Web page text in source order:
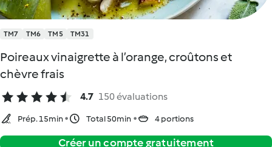
TM7 TM6 TM5 TM31
Poireaux vinaigrette à l’orange, croûtons et
chèvre frais
4.7 150 évaluations
Prép. 15min Total 50min 4 portions
Créer un compte gratuitement